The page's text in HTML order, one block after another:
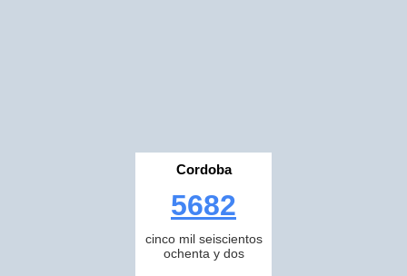
Cordoba
5682
cinco mil seiscientos
ochenta y dos